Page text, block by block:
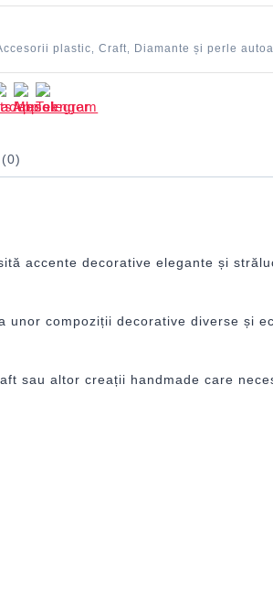
plastic ,Craft Diamante și perle
accente decorative elegante și
unor compoziții decorative diverse și
sau altor creații handmade care